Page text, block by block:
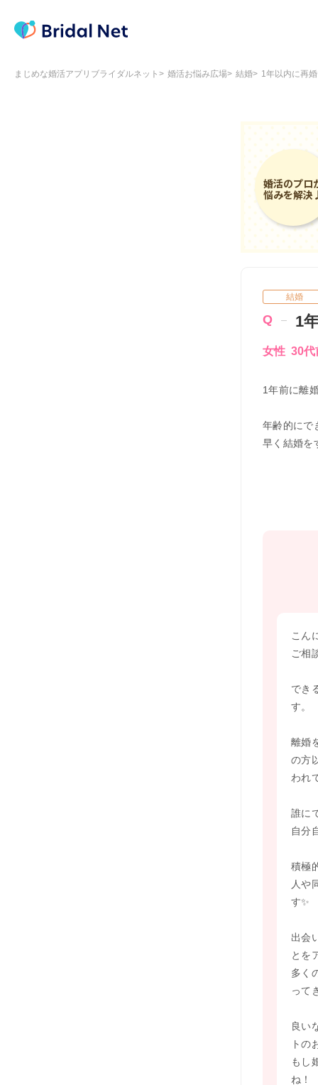
まじめな婚活アプリブライダルネット 婚活お悩み広場 結婚 1年以内に再
結婚
1
女性 30代
1年前に離
年齢的にで
早く結婚を
こん
ご相
でき
す。
離婚
の方
われ
誰に
自分
積極
人や
す✨
出会
とを
多く
って
良い
トの
もし
ね！